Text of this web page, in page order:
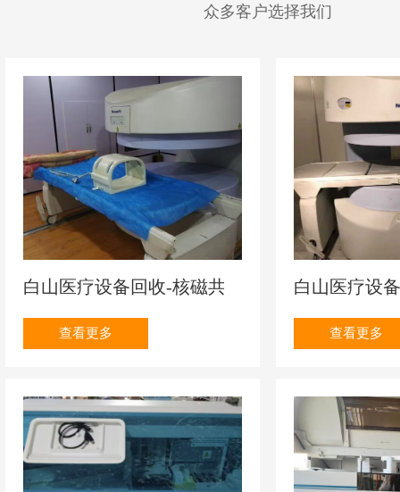
白山检验检测设备回收哪家好 白山眼科
众多客户选择我们
白山医疗设备回收-核磁共振
查看更多
白山医疗设
查看更多